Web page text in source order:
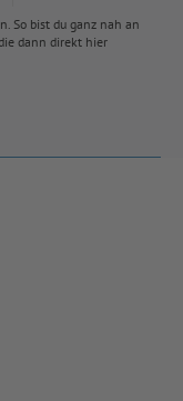
So bist du ganz nah an
dann direkt hier